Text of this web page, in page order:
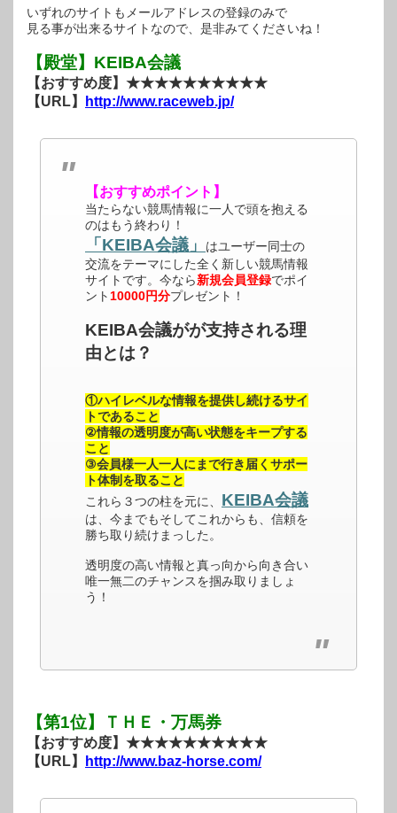
いずれのサイトもメールアドレスの登録のみで
見る事が出来るサイトなので、是非みてくださいね！
【殿堂】KEIBA会議
【おすすめ度】★★★★★★★★★★
【URL】
http://www.raceweb.jp/
【おすすめポイント】
当たらない競馬情報に一人で頭を抱える
のはもう終わり！
「KEIBA会議」
はユーザー同士の
交流をテーマにした全く新しい競馬情報
サイトです。今なら新規会員登録でポイ
ント 10000円分プレゼント！
KEIBA会議がが支持される理
由とは？
①ハイレベルな情報を提供し続けるサイ
トであること
②情報の透明度が高い状態をキープする
こと
③会員様一人一人にまで行き届くサポー
ト体制を取ること
これら３つの柱を元に、 KEIBA会議
は、今までもそしてこれからも、信頼を
勝ち取り続けまっした。
透明度の高い情報と真っ向から向き合い
唯一無二のチャンスを掴み取りましょ
う！
【第1位】ＴＨＥ・万馬券
【おすすめ度】★★★★★★★★★★
【URL】
http://www.baz-horse.com/